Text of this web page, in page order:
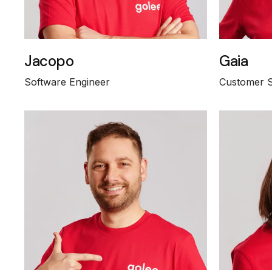
Jacopo
Software Engineer
Gaia
Customer